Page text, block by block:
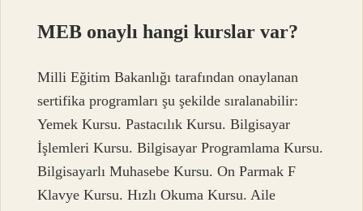
MEB onaylı hangi kurslar var?
Milli Eğitim Bakanlığı tarafından onaylanan
sertifika programları şu şekilde sıralanabilir:
Yemek Kursu. Pastacılık Kursu. Bilgisayar
İşlemleri Kursu. Bilgisayar Programlama Kursu.
Bilgisayarlı Muhasebe Kursu. On Parmak F
Klavye Kursu. Hızlı Okuma Kursu. Aile